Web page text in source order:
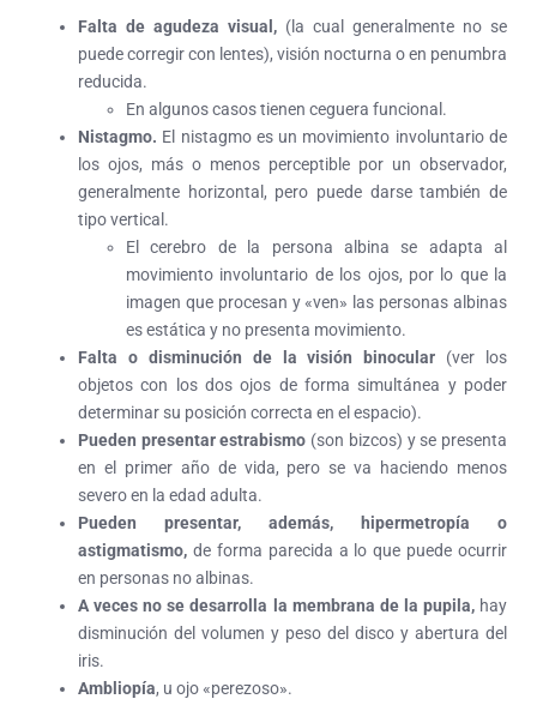
Falta de agudeza visual, (la cual generalmente no se
puede corregir con lentes), visión nocturna o en penumbra
reducida.
En algunos casos tienen ceguera funcional.
Nistagmo. El nistagmo es un movimiento involuntario de
los ojos, más o menos perceptible por un observador,
generalmente horizontal, pero puede darse también de
tipo vertical.
El cerebro de la persona albina se adapta al
movimiento involuntario de los ojos, por lo que la
imagen que procesan y «ven» las personas albinas
es estática y no presenta movimiento.
Falta o disminución de la visión binocular (ver los
objetos con los dos ojos de forma simultánea y poder
determinar su posición correcta en el espacio).
Pueden presentar estrabismo (son bizcos) y se presenta
en el primer año de vida, pero se va haciendo menos
severo en la edad adulta.
Pueden presentar, además, hipermetropía o
astigmatismo, de forma parecida a lo que puede ocurrir
en personas no albinas.
A veces no se desarrolla la membrana de la pupila,hay
disminución del volumen y peso del disco y abertura del
iris.
Ambliopía, u ojo «perezoso».